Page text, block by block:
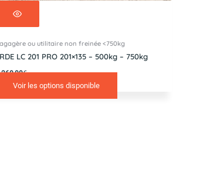
ou utilitaire non freinée <750kg
LC 201 PRO 201×135 – 500kg – 750kg
€
Voir les options disponible